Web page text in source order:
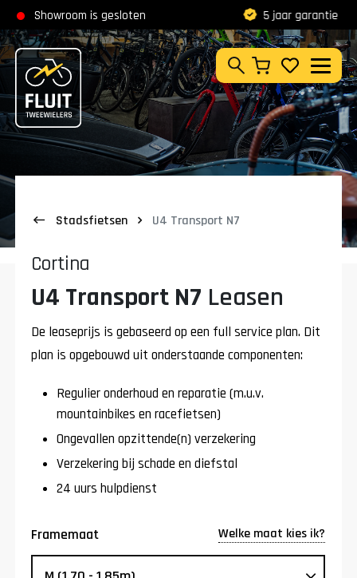
Zoeken
Zoeken
Showroom is gesloten
5 jaar garantie Klantbeoordeling9,8
Stadsfietsen U4 Transport N7
Cortina
U4 Transport N7 Leasen
De leaseprijs is gebaseerd op een full service plan. Dit
plan is opgebouwd uit onderstaande componenten:
Regulier onderhoud en reparatie (m.u.v.
mountainbikes en racefietsen)
Ongevallen opzittende(n) verzekering
Verzekering bij schade en diefstal
24 uurs hulpdienst
Framemaat Welke maat kies ik?